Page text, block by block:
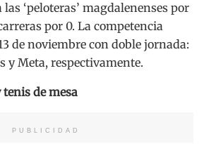
‘peloteras’ magdalenenses por
por 0. La competencia
de noviembre con doble jornada:
y Meta, respectivamente.
de mesa
PUBLICIDAD